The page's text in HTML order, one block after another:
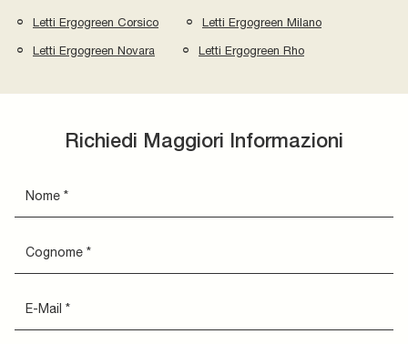
Letti Ergogreen Corsico Letti Ergogreen Milano
Letti Ergogreen Novara Letti Ergogreen Rho
Richiedi Maggiori Informazioni